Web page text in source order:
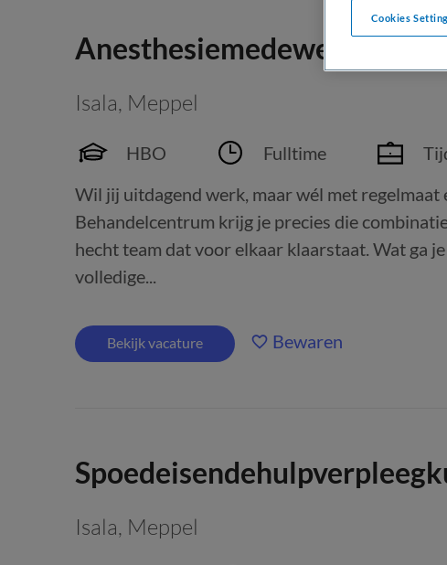
Anesthesiemedewerker
Isala, Meppel
HBO Fulltime
Wil jij uitdagend werk, maar wél met regelmaat
Behandelcentrum krijg je precies die
hecht team dat voor elkaar klaarstaat. Wat ga
volledige...
Bekijk vacature Bewaren
Isala, Meppel
Cookies